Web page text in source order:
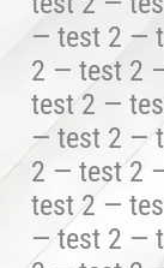
— test 2 —
2 — test 2
test 2 —
— test 2 —
2 — test 2
test 2 —
— test 2 —